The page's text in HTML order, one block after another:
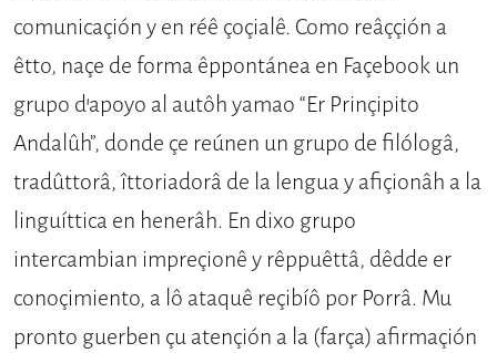
comunicaçión y en réê çoçialê. Como reâççión a
êtto, naçe de forma êppontánea en Façe­book un
grupo d’apoyo al autôh yamao “Er Prinçipito
Andalûh”, donde çe reú­nen un grupo de filólogâ,
tradûttorâ, îttoriadorâ de la lengua y afiçionâh a la
linguíttica en henerâh. En dixo grupo
intercambian impreçionê y rêppuêttâ, dêdde er
conoçimiento, a lô ataquê reçibíô por Porrâ. Mu
pronto guerben çu atençión a la (farça) afirmaçión